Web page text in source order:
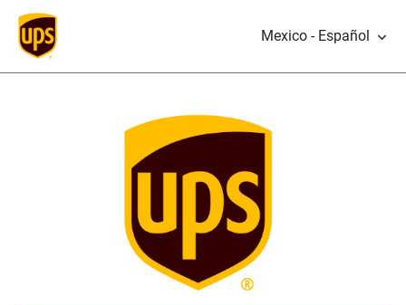
Mexico - Español